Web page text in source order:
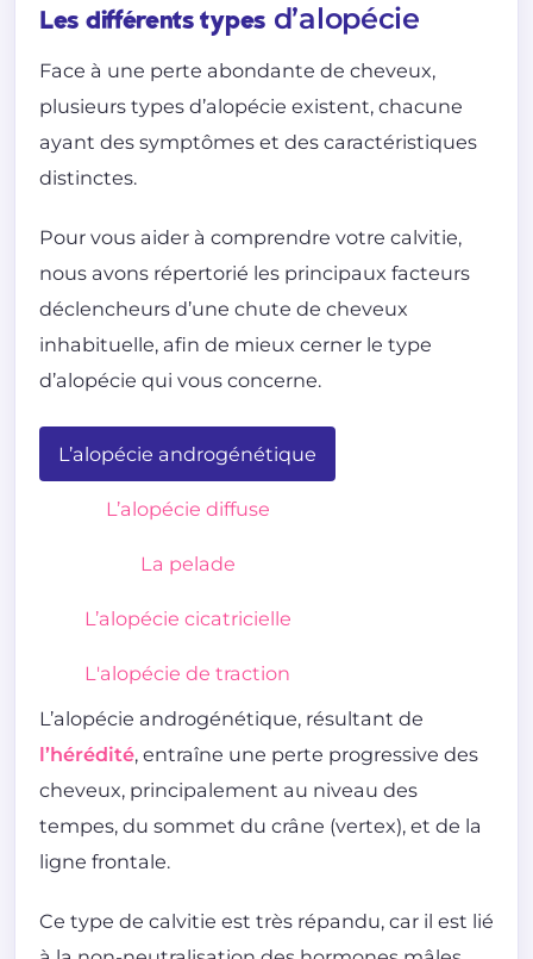
Les différents types d’alopécie
Face à une perte abondante de cheveux,
plusieurs types d’alopécie existent, chacune
ayant des symptômes et des caractéristiques
distinctes.
Pour vous aider à comprendre votre calvitie,
nous avons répertorié les principaux facteurs
déclencheurs d’une chute de cheveux
inhabituelle, afin de mieux cerner le type
d’alopécie qui vous concerne.
L’alopécie androgénétique
L’alopécie diffuse
La pelade
L’alopécie cicatricielle
L'alopécie de traction
L’alopécie androgénétique, résultant de
l’hérédité, entraîne une perte progressive des
cheveux, principalement au niveau des
tempes, du sommet du crâne (vertex), et de la
ligne frontale.
Ce type de calvitie est très répandu, car il est lié